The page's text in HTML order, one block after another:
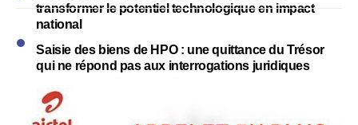
transformer le potentiel technologique en impact
national
Saisie des biens de HPO : une quittance du Trésor
qui ne répond pas aux interrogations juridiques